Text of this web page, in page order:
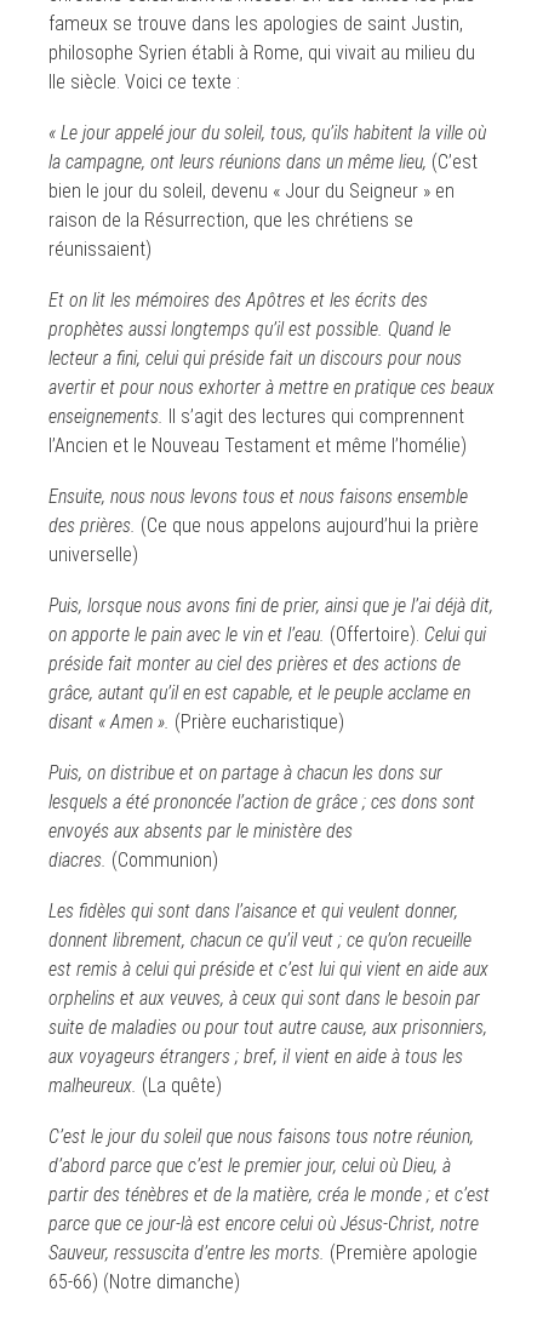
fameux se trouve dans les apologies de saint Justin,
philosophe Syrien établi à Rome, qui vivait au milieu du
IIe siècle. Voici ce texte :
« Le jour appelé jour du soleil, tous, qu’ils habitent la ville où
la campagne, ont leurs réunions dans un même lieu, (C’est
bien le jour du soleil, devenu « Jour du Seigneur » en
raison de la Résurrection, que les chrétiens se
réunissaient)
Et on lit les mémoires des Apôtres et les écrits des
prophètes aussi longtemps qu’il est possible. Quand le
lecteur a fini, celui qui préside fait un discours pour nous
avertir et pour nous exhorter à mettre en pratique ces beaux
enseignements. Il s’agit des lectures qui comprennent
l’Ancien et le Nouveau Testament et même l’homélie)
Ensuite, nous nous levons tous et nous faisons ensemble
des prières. (Ce que nous appelons aujourd’hui la prière
universelle)
Puis, lorsque nous avons fini de prier, ainsi que je l’ai déjà dit,
on apporte le pain avec le vin et l’eau. (Offertoire). Celui qui
préside fait monter au ciel des prières et des actions de
grâce, autant qu’il en est capable, et le peuple acclame en
disant « Amen ». (Prière eucharistique)
Puis, on distribue et on partage à chacun les dons sur
lesquels a été prononcée l’action de grâce ; ces dons sont
envoyés aux absents par le ministère des
diacres. (Communion)
Les fidèles qui sont dans l’aisance et qui veulent donner,
donnent librement, chacun ce qu’il veut ; ce qu’on recueille
est remis à celui qui préside et c’est lui qui vient en aide aux
orphelins et aux veuves, à ceux qui sont dans le besoin par
suite de maladies ou pour tout autre cause, aux prisonniers,
aux voyageurs étrangers ; bref, il vient en aide à tous les
malheureux. (La quête)
C’est le jour du soleil que nous faisons tous notre réunion,
d’abord parce que c’est le premier jour, celui où Dieu, à
partir des ténèbres et de la matière, créa le monde ; et c’est
parce que ce jour-là est encore celui où Jésus-Christ, notre
Sauveur, ressuscita d’entre les morts. (Première apologie
65-66) (Notre dimanche)